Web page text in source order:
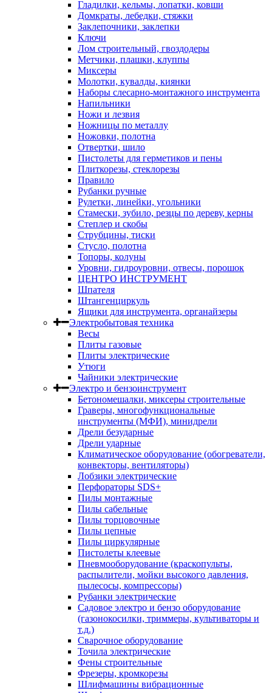
Гладилки, кельмы, лопатки, ковши
Домкраты, лебедки, стяжки
Заклепочники, заклепки
Ключи
Лом строительный, гвоздодеры
Метчики, плашки, клуппы
Миксеры
Молотки, кувалды, киянки
Наборы слесарно-монтажного инструмента
Напильники
Ножи и лезвия
Ножницы по металлу
Ножовки, полотна
Отвертки, шило
Пистолеты для герметиков и пены
Плиткорезы, стеклорезы
Правило
Рубанки ручные
Рулетки, линейки, угольники
Стамески, зубило, резцы по дереву, керны
Степлер и скобы
Струбцины, тиски
Стусло, полотна
Топоры, колуны
Уровни, гидроуровни, отвесы, порошок
ЦЕНТРО ИНСТРУМЕНТ
Шпателя
Штангенциркуль
Ящики для инструмента, органайзеры
Электробытовая техника
Весы
Плиты газовые
Плиты электрические
Утюги
Чайники электрические
Электро и бензоинструмент
Бетономешалки, миксеры строительные
Граверы, многофункциональные
инструменты (МФИ), минидрели
Дрели безударные
Дрели ударные
Климатическое оборудование (обогреватели,
конвекторы, вентиляторы)
Лобзики электрические
Перфораторы SDS+
Пилы монтажные
Пилы сабельные
Пилы торцовочные
Пилы цепные
Пилы циркулярные
Пистолеты клеевые
Пневмооборудование (краскопульты,
распылители, мойки высокого давления,
пылесосы, компрессоры)
Рубанки электрические
Садовое электро и бензо оборудование
(газонокосилки, триммеры, культиваторы и
т.д.)
Сварочное оборудование
Точила электрические
Фены строительные
Фрезеры, кромкорезы
Шлифмашины вибрационные